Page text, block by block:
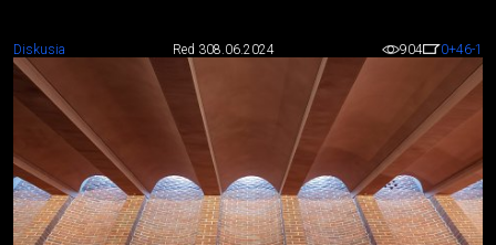
Diskusia Red 308.06.2024 904 0+46-1